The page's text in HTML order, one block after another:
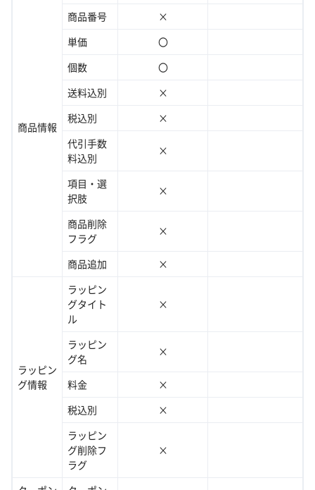
商品情報
商品番号
×
単価
〇
個数
〇
送料込別
×
税込別
×
代引手数
料込別
×
項目・選
択肢
×
商品削除
フラグ
×
商品追加 ×
ラッピン
グ情報
ラッピン
グタイト
ル
×
ラッピン
グ名
×
料金
×
税込別
×
ラッピン
グ削除フ
ラグ
×